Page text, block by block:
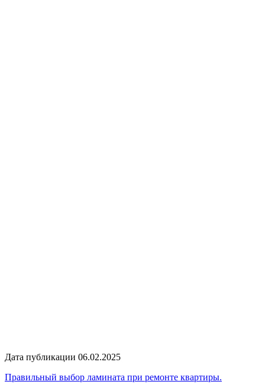
Дата публикации 06.02.2025
Правильный выбор ламината при ремонте квартиры.